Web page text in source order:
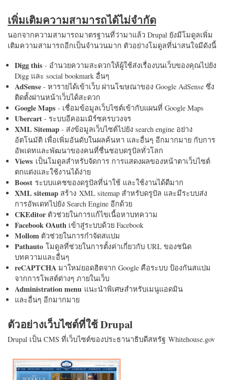
เพิ่มเติมความสามารถได้ไม่จำกัด
นอกจากความสามารถมาตรฐานที่ว่ามาแล้ว Drupal ยังมีโมดูลเพิ่ม
เติมความสามารถอีกเป็นจำนวนมาก ตัวอย่างโมดูลที่น่าสนใจมีดังนี้
Digg this - อำนวยความสะดวกให้ผู้ใช้ส่งเรื่องบนเว็บของคุณไปยัง
Digg และ social bookmark อื่นๆ
AdSense - หารายได้เข้าเว็บ ผ่านโฆษณาของ Google AdSense ซึ่ง
ติดตั้งผ่านหน้าเว็บได้สะดวก
Google Maps - เชื่อมข้อมูลเว็บไซต์เข้ากับแผนที่ Google Maps
Ubercart - ระบบอีคอมเมิร์ซครบวงจร
XML Sitemap - ส่งข้อมูลเว็บไซต์ไปยัง search engine อย่าง
อัตโนมัติ เพื่อเพิ่มอันดับในผลค้นหา และอื่นๆ อีกมากมาย กับการ
อัพเดทและพัฒนาของคนที่ชื่นชอบดรูปัลทั่วโลก
Views เป็นโมดูลสำหรับจัดการ การแสดงผลของหน้าตาเว็บไซต์
ตกแต่งและใช้งานได้ง่าย
Boost ระบบแคชของดรูปัลที่น่าใช้ และใช้งานได้ดีมาก
XML sitemap สร้าง XML sitemap สำหรับดรูปัล และมีระบบส่ง
การอัพเดทไปยัง Search Engine อีกด้วย
CKEditorตัวช่วยในการแก้ไขเนื้อหาบทความ
Facebook OAuth เข้าสู่ระบบด้วย Facebook
Mollom ตัวช่วยในการกำจัดสแปม
Pathauto โมดูลที่ช่วยในการตั้งค่าเกี่ยวกับ URL ของชนิด
บทความและอื่นๆ
reCAPTCHA มาใหม่ยอดฮิตจาก Google คือระบบ ป้องกันสแปม
จากการโพสต์ต่างๆ ภายในเว็บ
Administration menu แนะนำพิเศษสำหรับเมนูแอดมิน
และอื่นๆ อีกมากมาย
ตัวอย่างเว็บไซต์ที่ใช้ Drupal
Drupal เป็น CMS ที่เว็บไซต์ของประธานาธิบดีสหรัฐ Whitehouse.gov